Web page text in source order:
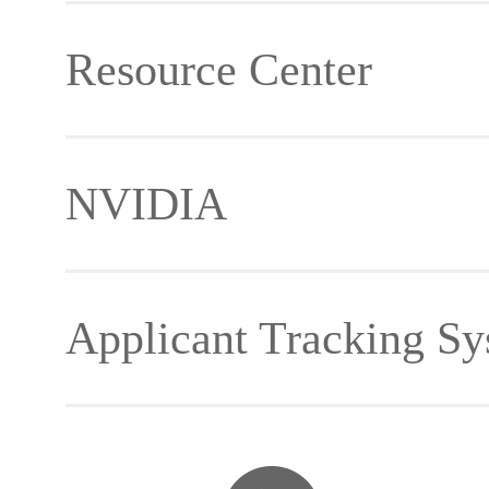
Resource Center
Material Download
Developer Forum
NVIDIA
Jetson Ecosystem
Jetson Material
Applicant Tracking